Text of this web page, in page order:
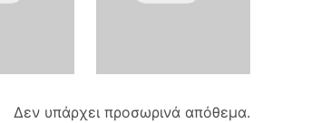
Δεν υπάρχει προσωρινά απόθεμα.